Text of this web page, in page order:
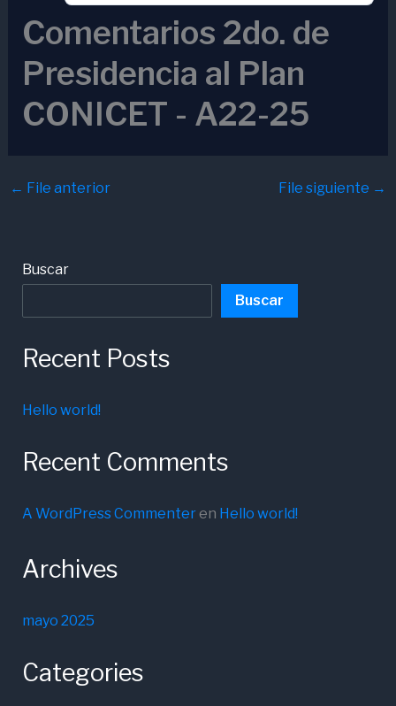
Comentarios 2do. de
Presidencia al Plan
CONICET - A22-25
← File anterior File siguiente →
Buscar
Buscar
Recent Posts
Hello world!
Recent Comments
A WordPress Commenteren Hello world!
Archives
mayo 2025
Categories